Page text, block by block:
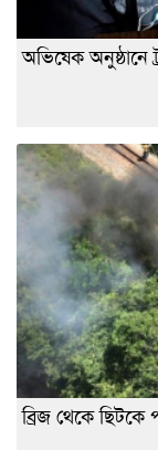
অভিষেক অনুষ্ঠানে
ব্রিজ থেকে